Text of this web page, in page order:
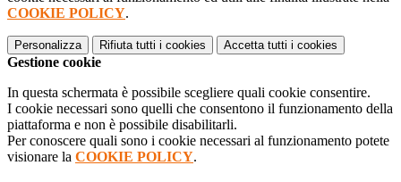
COOKIE POLICY.
Personalizza Rifiuta tutti i cookies Accetta tutti i cookies
Gestione cookie
In questa schermata è possibile scegliere quali cookie consentire.
I cookie necessari sono quelli che consentono il funzionamento della
piattaforma e non è possibile disabilitarli.
Per conoscere quali sono i cookie necessari al funzionamento potete
visionare la COOKIE POLICY.